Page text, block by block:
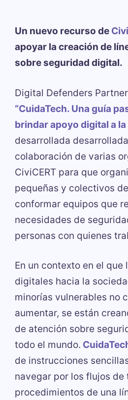
Un nuevo recurso de
apoyar la creación de
sobre seguridad digital.
Digital Defenders
“CuidaTech. Una guía
brindar apoyo digital a la
desarrollada
colaboración de varias
CiviCERT para que
pequeñas y colectivos
conformar equipos que
necesidades de
personas con quienes
En un contexto en el que
digitales hacia la
minorías vulnerables no
aumentar, se están
de atención sobre
todo el mundo.
de instrucciones
navegar por los flujos de
procedimientos de una